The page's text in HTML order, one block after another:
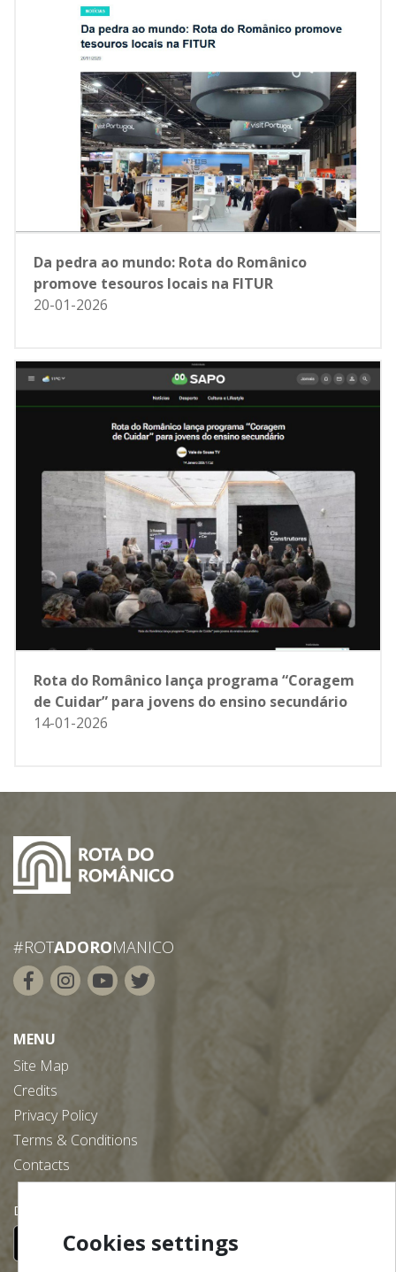
Da pedra ao mundo: Rota do Românico
promove tesouros locais na FITUR
20-01-2026
Rota do Românico lança programa “Coragem
de Cuidar” para jovens do ensino secundário
14-01-2026
#ROTADOROMANICO
MENU
Site Map
Credits
Privacy Policy
Terms & Conditions
Contacts
Download our free app:
Cookies settings